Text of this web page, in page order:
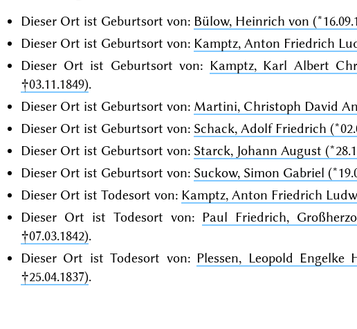
Dieser Ort ist Geburtsort von: Bülow, Heinrich von
Dieser Ort ist Geburtsort von: Kamptz, Anton Friedrich
Dieser Ort ist Geburtsort von: Kamptz, Karl Albert
†03.11.1849).
Dieser Ort ist Geburtsort von: Martini, Christoph David
Dieser Ort ist Geburtsort von: Schack, Adolf Friedrich
Dieser Ort ist Geburtsort von: Starck, Johann August
Dieser Ort ist Geburtsort von: Suckow, Simon Gabriel
Dieser Ort ist Todesort von: Kamptz, Anton Friedrich
Dieser Ort ist Todesort von: Paul Friedrich,
†07.03.1842).
Dieser Ort ist Todesort von: Plessen, Leopold Engelke
†25.04.1837).